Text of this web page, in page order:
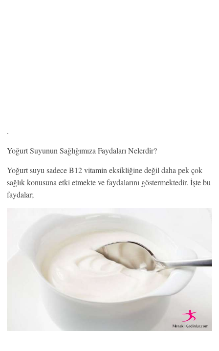
.
Yoğurt Suyunun Sağlığımıza Faydaları Nelerdir?
Yoğurt suyu sadece B12 vitamin eksikliğine değil daha pek çok
sağlık konusuna etki etmekte ve faydalarını göstermektedir. İşte bu
faydalar;